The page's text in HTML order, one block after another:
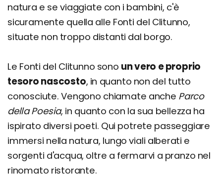
natura e se viaggiate con i bambini, c'è
sicuramente quella alle Fonti del Clitunno,
situate non troppo distanti dal borgo.
Le Fonti del Clitunno sono un vero e proprio
tesoro nascosto, in quanto non del tutto
conosciute. Vengono chiamate anche Parco
della Poesia, in quanto con la sua bellezza ha
ispirato diversi poeti. Qui potrete passeggiare
immersi nella natura, lungo viali alberati e
sorgenti d'acqua, oltre a fermarvi a pranzo nel
rinomato ristorante.